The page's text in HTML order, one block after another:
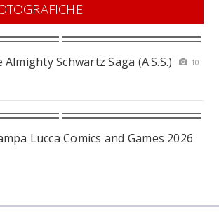
Schwartz Saga (A.S.S.)
10
Lucca Comics and Games 2026